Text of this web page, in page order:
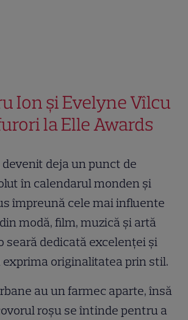
Ion și Evelyne Vîlcu
la Elle Awards
deja un punct de
în calendarul monden și
împreună cele mai influente
modă, film, muzică și artă
seară dedicată excelenței și
exprima originalitatea prin stil.
au un farmec aparte, însă
roșu se întinde pentru a